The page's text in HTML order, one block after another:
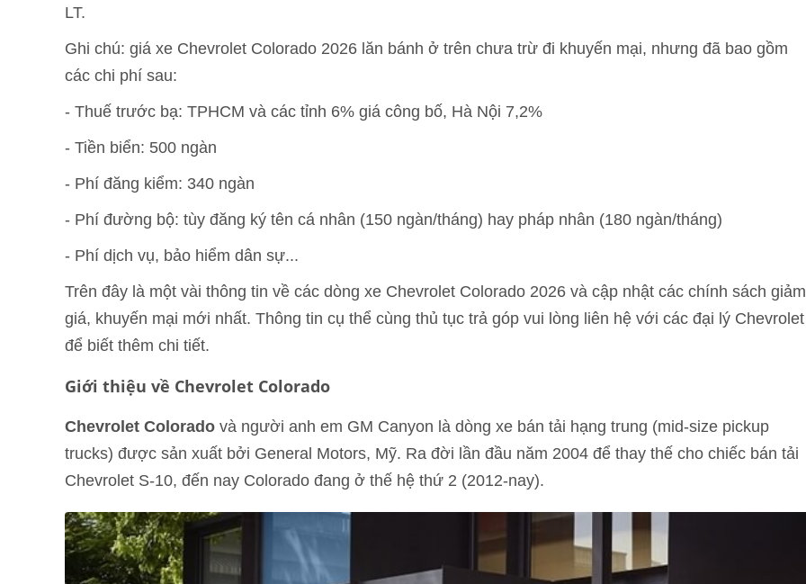
LT.
Ghi chú: giá xe Chevrolet Colorado 2026 lăn bánh ở trên chưa trừ đi khuyến mại, nhưng đã bao gồm
các chi phí sau:
- Thuế trước bạ: TPHCM và các tỉnh 6% giá công bố, Hà Nội 7,2%
- Tiền biển: 500 ngàn
- Phí đăng kiểm: 340 ngàn
- Phí đường bộ: tùy đăng ký tên cá nhân (150 ngàn/tháng) hay pháp nhân (180 ngàn/tháng)
- Phí dịch vụ, bảo hiểm dân sự...
Trên đây là một vài thông tin về các dòng xe Chevrolet Colorado 2026 và cập nhật các chính sách giảm
giá, khuyến mại mới nhất. Thông tin cụ thể cùng thủ tục trả góp vui lòng liên hệ với các đại lý Chevrolet
để biết thêm chi tiết.
Giới thiệu về Chevrolet Colorado
Chevrolet Colorado và người anh em GM Canyon là dòng xe bán tải hạng trung (mid-size pickup
trucks) được sản xuất bởi General Motors, Mỹ. Ra đời lần đầu năm 2004 để thay thế cho chiếc bán tải
Chevrolet S-10, đến nay Colorado đang ở thế hệ thứ 2 (2012-nay).